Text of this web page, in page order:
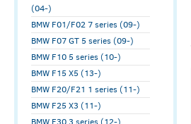
(04-)
BMW F01/F02 7 series (09-)
BMW F07 GT 5 series (09-)
BMW F10 5 series (10-)
BMW F15 X5 (13-)
BMW F20/F21 1 series (11-)
BMW F25 X3 (11-)
BMW F30 3 series (12-)